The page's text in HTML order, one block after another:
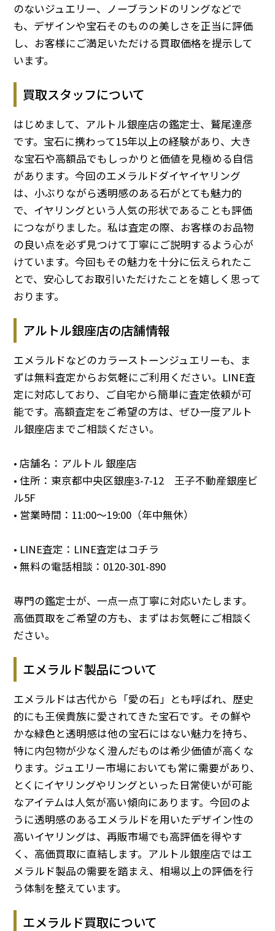
のないジュエリー、ノーブランドのリングなどで
も、デザインや宝石そのものの美しさを正当に評価
し、お客様にご満足いただける買取価格を提示して
います。
買取スタッフについて
はじめまして、アルトル銀座店の鑑定士、鷲尾達彦
です。宝石に携わって15年以上の経験があり、大き
な宝石や高額品でもしっかりと価値を見極める自信
があります。今回のエメラルドダイヤイヤリング
は、小ぶりながら透明感のある石がとても魅力的
で、イヤリングという人気の形状であることも評価
につながりました。私は査定の際、お客様のお品物
の良い点を必ず見つけて丁寧にご説明するよう心が
けています。今回もその魅力を十分に伝えられたこ
とで、安心してお取引いただけたことを嬉しく思って
おります。
アルトル銀座店の店舗情報
エメラルドなどのカラーストーンジュエリーも、ま
ずは無料査定からお気軽にご利用ください。LINE査
定に対応しており、ご自宅から簡単に査定依頼が可
能です。高額査定をご希望の方は、ぜひ一度アルト
ル銀座店までご相談ください。
• 店舗名：アルトル 銀座店
• 住所：東京都中央区銀座3-7-12 王子不動産銀座ビ
ル5F
• 営業時間：11:00～19:00（年中無休）
• LINE査定： LINE査定はコチラ
• 無料の電話相談： 0120-301-890
専門の鑑定士が、一点一点丁寧に対応いたします。
高価買取をご希望の方も、まずはお気軽にご相談く
ださい。
エメラルド製品について
エメラルドは古代から「愛の石」とも呼ばれ、歴史
的にも王侯貴族に愛されてきた宝石です。その鮮や
かな緑色と透明感は他の宝石にはない魅力を持ち、
特に内包物が少なく澄んだものは希少価値が高くな
ります。ジュエリー市場においても常に需要があり、
とくにイヤリングやリングといった日常使いが可能
なアイテムは人気が高い傾向にあります。今回のよ
うに透明感のあるエメラルドを用いたデザイン性の
高いイヤリングは、再販市場でも高評価を得やす
く、高価買取に直結します。アルトル銀座店ではエ
メラルド製品の需要を踏まえ、相場以上の評価を行
う体制を整えています。
エメラルド買取について